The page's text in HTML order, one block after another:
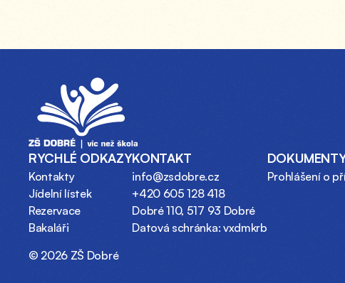
RYCHLÉ ODKAZY
Kontakty
Jídelní lístek
Rezervace
Bakaláři
KONTAKT
info@zsdobre.cz
+420 605 128 418
Dobré 110, 517 93 Dobré
Datová schránka: vxdmkrb
Prohlášení o
© 2026 ZŠ Dobré